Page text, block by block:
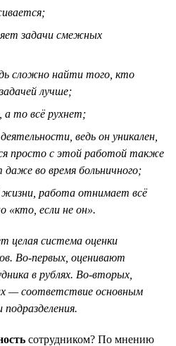
задачи смежных
сложно найти того, кто
лучше;
а то всё рухнет;
ведь он уникален,
просто с этой работой также
во время больничного;
жизни, работа отнимает всё
«кто, если не он».
целая система оценки
Во-первых, оценивают
в рублях. Во-вторых,
— соответствие основным
сотрудником? По мнению